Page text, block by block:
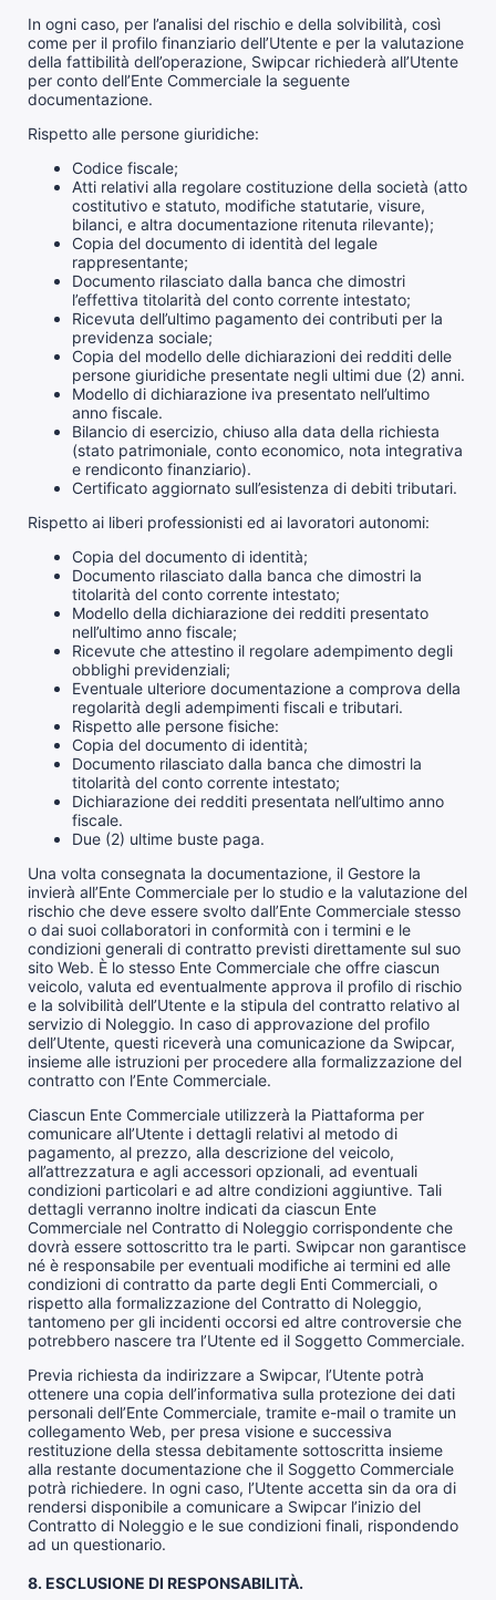
In ogni caso, per l’analisi del rischio e della solvibilità, così
come per il profilo finanziario dell’Utente e per la valutazione
della fattibilità dell’operazione, Swipcar richiederà all’Utente
per conto dell’Ente Commerciale la seguente
documentazione.
Rispetto alle persone giuridiche:
Codice fiscale;
Atti relativi alla regolare costituzione della società (atto
costitutivo e statuto, modifiche statutarie, visure,
bilanci, e altra documentazione ritenuta rilevante);
Copia del documento di identità del legale
rappresentante;
Documento rilasciato dalla banca che dimostri
l’effettiva titolarità del conto corrente intestato;
Ricevuta dell’ultimo pagamento dei contributi per la
previdenza sociale;
Copia del modello delle dichiarazioni dei redditi delle
persone giuridiche presentate negli ultimi due (2) anni.
Modello di dichiarazione iva presentato nell’ultimo
anno fiscale.
Bilancio di esercizio, chiuso alla data della richiesta
(stato patrimoniale, conto economico, nota integrativa
e rendiconto finanziario).
Certificato aggiornato sull’esistenza di debiti tributari.
Rispetto ai liberi professionisti ed ai lavoratori autonomi:
Copia del documento di identità;
Documento rilasciato dalla banca che dimostri la
titolarità del conto corrente intestato;
Modello della dichiarazione dei redditi presentato
nell’ultimo anno fiscale;
Ricevute che attestino il regolare adempimento degli
obblighi previdenziali;
Eventuale ulteriore documentazione a comprova della
regolarità degli adempimenti fiscali e tributari.
Rispetto alle persone fisiche:
Copia del documento di identità;
Documento rilasciato dalla banca che dimostri la
titolarità del conto corrente intestato;
Dichiarazione dei redditi presentata nell’ultimo anno
fiscale.
Due (2) ultime buste paga.
Una volta consegnata la documentazione, il Gestore la
invierà all’Ente Commerciale per lo studio e la valutazione del
rischio che deve essere svolto dall’Ente Commerciale stesso
o dai suoi collaboratori in conformità con i termini e le
condizioni generali di contratto previsti direttamente sul suo
sito Web. È lo stesso Ente Commerciale che offre ciascun
veicolo, valuta ed eventualmente approva il profilo di rischio
e la solvibilità dell’Utente e la stipula del contratto relativo al
servizio di Noleggio. In caso di approvazione del profilo
dell’Utente, questi riceverà una comunicazione da Swipcar,
insieme alle istruzioni per procedere alla formalizzazione del
contratto con l’Ente Commerciale.
Ciascun Ente Commerciale utilizzerà la Piattaforma per
comunicare all’Utente i dettagli relativi al metodo di
pagamento, al prezzo, alla descrizione del veicolo,
all’attrezzatura e agli accessori opzionali, ad eventuali
condizioni particolari e ad altre condizioni aggiuntive. Tali
dettagli verranno inoltre indicati da ciascun Ente
Commerciale nel Contratto di Noleggio corrispondente che
dovrà essere sottoscritto tra le parti. Swipcar non garantisce
né è responsabile per eventuali modifiche ai termini ed alle
condizioni di contratto da parte degli Enti Commerciali, o
rispetto alla formalizzazione del Contratto di Noleggio,
tantomeno per gli incidenti occorsi ed altre controversie che
potrebbero nascere tra l’Utente ed il Soggetto Commerciale.
Previa richiesta da indirizzare a Swipcar, l’Utente potrà
ottenere una copia dell’informativa sulla protezione dei dati
personali dell’Ente Commerciale, tramite e-mail o tramite un
collegamento Web, per presa visione e successiva
restituzione della stessa debitamente sottoscritta insieme
alla restante documentazione che il Soggetto Commerciale
potrà richiedere. In ogni caso, l’Utente accetta sin da ora di
rendersi disponibile a comunicare a Swipcar l’inizio del
Contratto di Noleggio e le sue condizioni finali, rispondendo
ad un questionario.
8. ESCLUSIONE DI RESPONSABILITÀ.